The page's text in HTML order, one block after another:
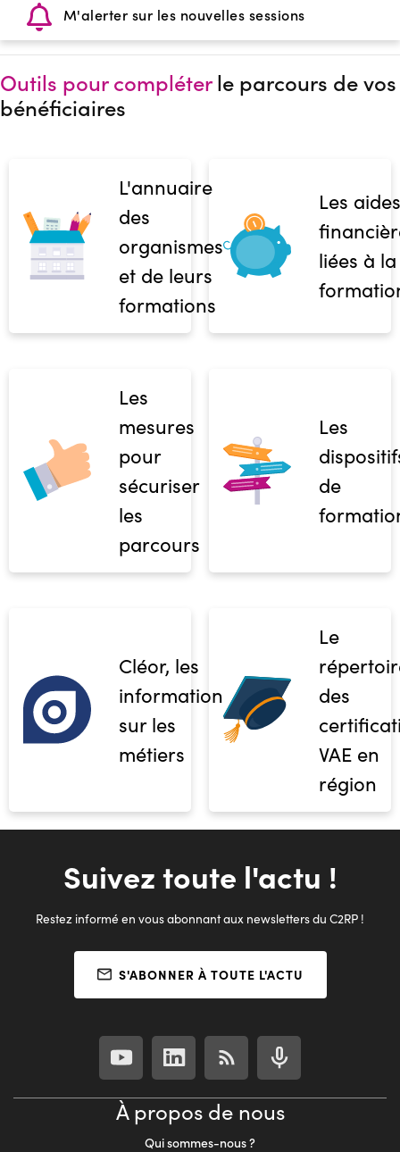
M'alerter sur les nouvelles sessions
Outils pour compléterle parcours de vos
bénéficiaires
L'annuaire
des
organismes
et de leurs
formations
Les aides
liées à la
Les
mesures
pour
sécuriser
les
parcours
Les
de
Cléor, les
informations
sur les
métiers
Le
des
VAE en
région
Suivez toute l'actu !
Restez informé en vous abonnant aux newsletters du C2RP !
S'ABONNER À TOUTE L'ACTU
À propos de nous
Qui sommes-nous ?